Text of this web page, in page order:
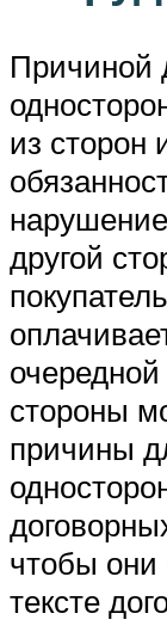
Причиной
из сторон
другой
очередной
стороны
причины
чтобы они
тексте